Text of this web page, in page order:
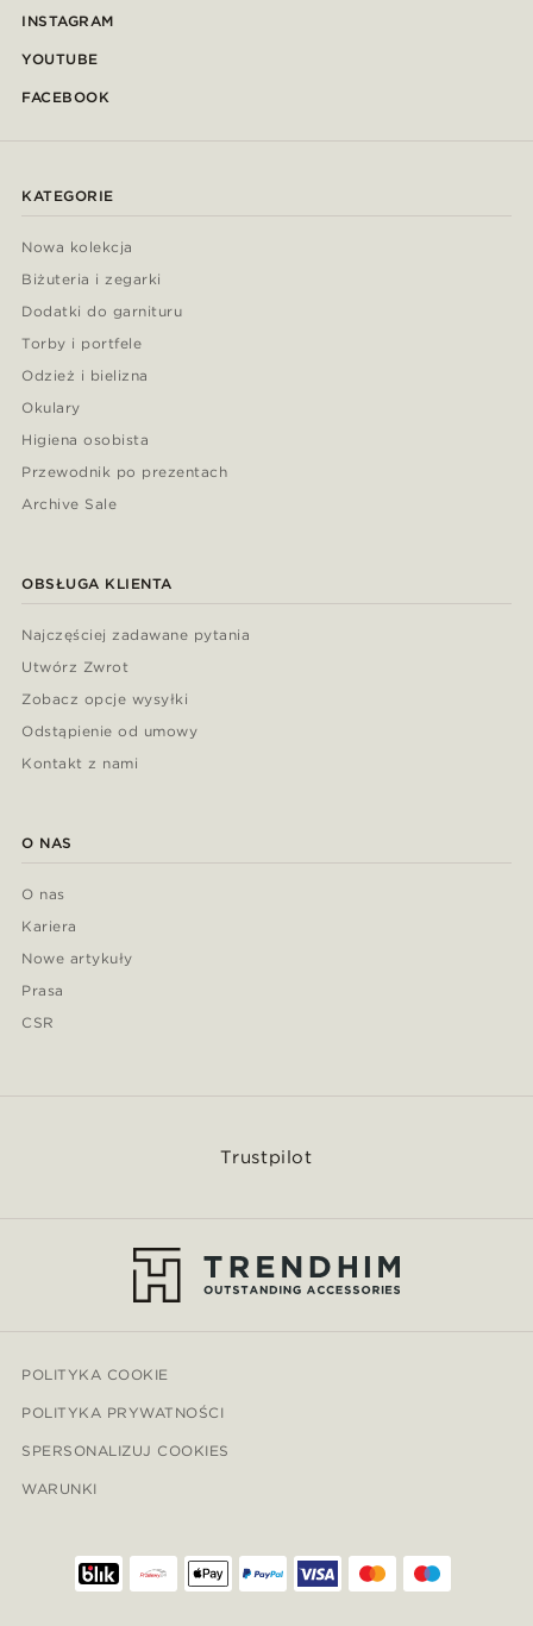
INSTAGRAM
YOUTUBE
FACEBOOK
KATEGORIE
Nowa kolekcja
Biżuteria i zegarki
Dodatki do garnituru
Torby i portfele
Odzież i bielizna
Okulary
Higiena osobista
Przewodnik po prezentach
Archive Sale
OBSŁUGA KLIENTA
Najczęściej zadawane pytania
Utwórz Zwrot
Zobacz opcje wysyłki
Odstąpienie od umowy
Kontakt z nami
O NAS
O nas
Kariera
Nowe artykuły
Prasa
CSR
Trustpilot
POLITYKA COOKIE
POLITYKA PRYWATNOŚCI
SPERSONALIZUJ COOKIES
WARUNKI